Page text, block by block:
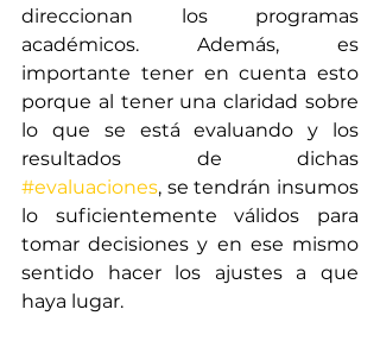
direccionan los programas
académicos. Además, es
importante tener en cuenta esto
porque al tener una claridad sobre
lo que se está evaluando y los
#evaluaciones, se tendrán insumos
lo suficientemente válidos para
tomar decisiones y en ese mismo
sentido hacer los ajustes a que
haya lugar.